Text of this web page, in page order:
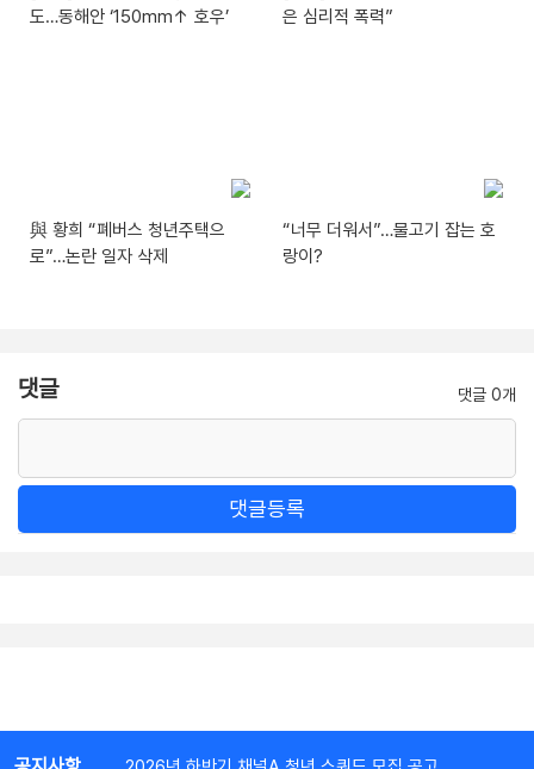
도…동해안 ‘150mm↑ 호우’
은 심리적 폭력”
與 황희 “폐버스 청년주택으
로”…논란 일자 삭제
“너무 더워서”…물고기 잡는 호
랑이?
댓글 댓글 0개
댓글등록